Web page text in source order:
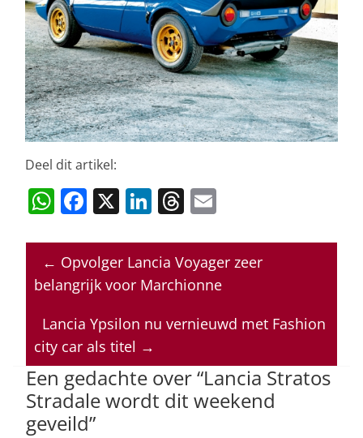
Deel dit artikel:
W
at
s
p
p
F
c
e
b
o
o
k
X Li
k
e
n
T
re
a
s
ai
l
← Opvolger Lancia Voyager zeer
belangrijk voor Marchionne
Lancia Ypsilon nu vernieuwd met Fashion
city car als titel →
Een gedachte over “Lancia Stratos
Stradale wordt dit weekend
geveild”